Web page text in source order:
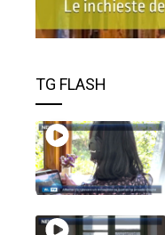
TG FLASH